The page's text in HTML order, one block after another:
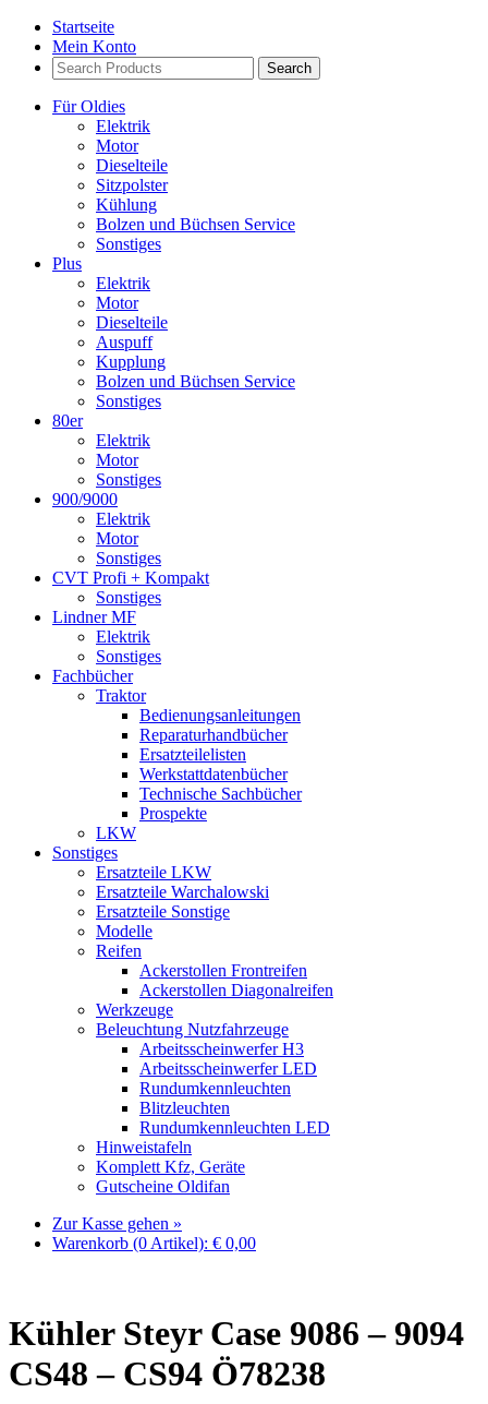
Startseite
Mein Konto
Search
Products:
Für Oldies
Elektrik
Motor
Dieselteile
Sitzpolster
Kühlung
Bolzen und Büchsen Service
Sonstiges
Plus
Elektrik
Motor
Dieselteile
Auspuff
Kupplung
Bolzen und Büchsen Service
Sonstiges
80er
Elektrik
Motor
Sonstiges
900/9000
Elektrik
Motor
Sonstiges
CVT Profi + Kompakt
Sonstiges
Lindner MF
Elektrik
Sonstiges
Fachbücher
Traktor
Bedienungsanleitungen
Reparaturhandbücher
Ersatzteilelisten
Werkstattdatenbücher
Technische Sachbücher
Prospekte
LKW
Sonstiges
Ersatzteile LKW
Ersatzteile Warchalowski
Ersatzteile Sonstige
Modelle
Reifen
Ackerstollen Frontreifen
Ackerstollen Diagonalreifen
Werkzeuge
Beleuchtung Nutzfahrzeuge
Arbeitsscheinwerfer H3
Arbeitsscheinwerfer LED
Rundumkennleuchten
Blitzleuchten
Rundumkennleuchten LED
Hinweistafeln
Komplett Kfz, Geräte
Gutscheine Oldifan
Zur Kasse gehen »
Warenkorb (0 Artikel): € 0,00
Kühler Steyr Case 9086 – 9094
CS48 – CS94 Ö78238